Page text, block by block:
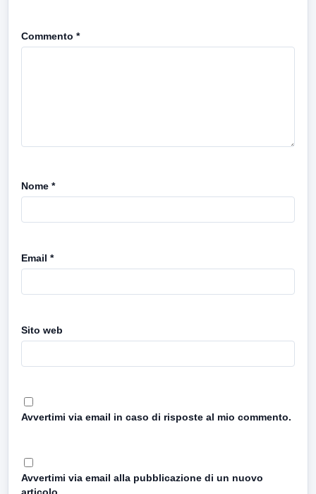
Commento *
Nome *
Email *
Sito web
Avvertimi via email in caso di risposte al mio commento.
Avvertimi via email alla pubblicazione di un nuovo
articolo.